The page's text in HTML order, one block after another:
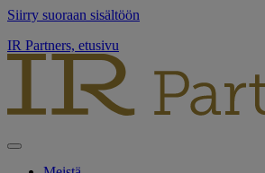
Siirry suoraan sisältöön
IR Partners, etusivu